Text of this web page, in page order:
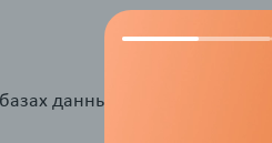
данных